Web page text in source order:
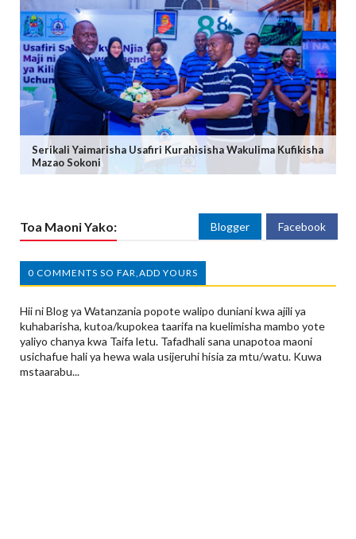
Serikali Yaimarisha Usafiri Kurahisisha Wakulima Kufikisha
Mazao Sokoni
Toa Maoni Yako: Blogger Facebook
0 COMMENTS SO FAR,ADD YOURS
Hii ni Blog ya Watanzania popote walipo duniani kwa ajili ya
kuhabarisha, kutoa/kupokea taarifa na kuelimisha mambo yote
yaliyo chanya kwa Taifa letu. Tafadhali sana unapotoa maoni
usichafue hali ya hewa wala usijeruhi hisia za mtu/watu. Kuwa
mstaarabu...